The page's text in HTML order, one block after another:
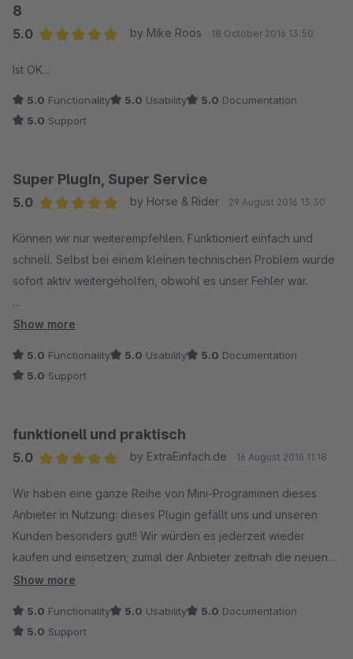
8
5.0
by Mike Roos 18 October 2016 13:50
Ist OK...
5.0 Functionality 5.0 Usability 5.0 Documentation
5.0 Support
Super PlugIn, Super Service
5.0
by Horse & Rider 29 August 2016 13:30
Können wir nur weiterempfehlen. Funktioniert einfach und
schnell. Selbst bei einem kleinen technischen Problem wurde
sofort aktiv weitergeholfen, obwohl es unser Fehler war.
Vielen Dank dafür...
Show more
5.0 Functionality 5.0 Usability 5.0 Documentation
5.0 Support
funktionell und praktisch
5.0
by ExtraEinfach.de 16 August 2016 11:18
Wir haben eine ganze Reihe von Mini-Programmen dieses
Anbieter in Nutzung: dieses Plugin gefällt uns und unseren
Kunden besonders gut!! Wir würden es jederzeit wieder
kaufen und einsetzen; zumal der Anbieter zeitnah die neuen
Release-Stände von Shopware bedient!!
Show more
5.0 Functionality 5.0 Usability 5.0 Documentation
5.0 Support